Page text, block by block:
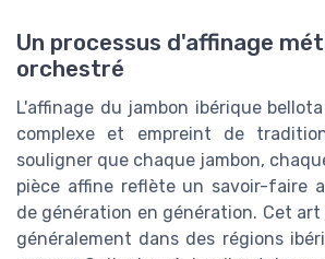
Un processus d'affinage
orchestré
L'affinage du jambon ibérique
complexe et empreint de
souligner que chaque jambon,
pièce affine reflète un savoir-faire
de génération en génération. Cet
généralement dans des régions